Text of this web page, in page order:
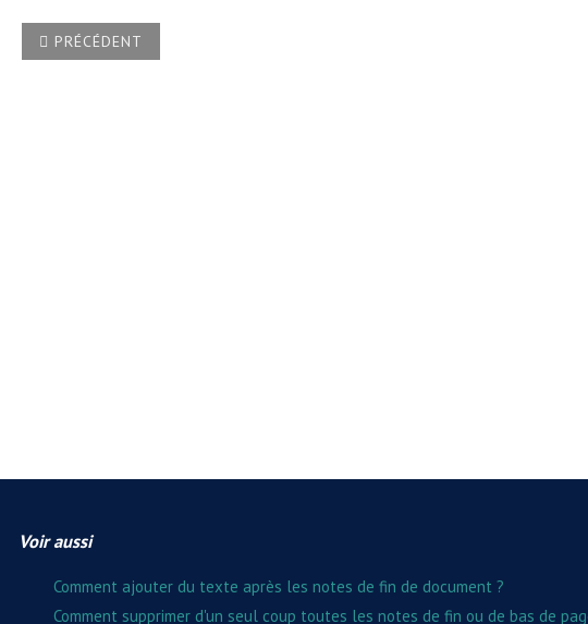
ARTICLE PRÉCÉDENT : COMMENT FAIRE POUR LIER UNE POLICE PEU
PRÉCÉDENT
Voir aussi
Comment ajouter du texte après les notes de fin de document ?
Comment supprimer d'un seul coup toutes les notes de fin ou de bas de